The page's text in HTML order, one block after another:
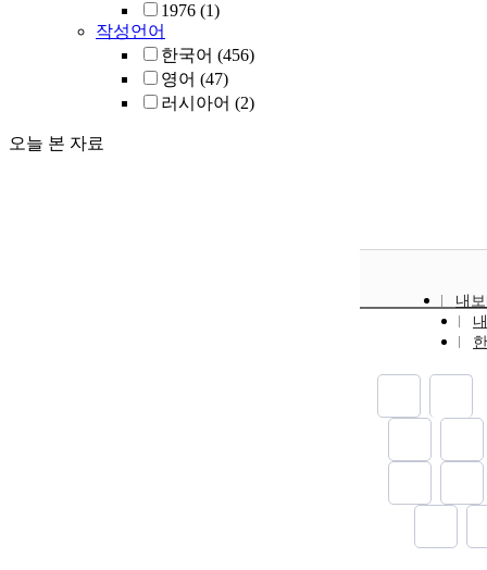
1976 (1)
작성언어
한국어 (456)
영어 (47)
러시아어 (2)
오늘 본 자료
내